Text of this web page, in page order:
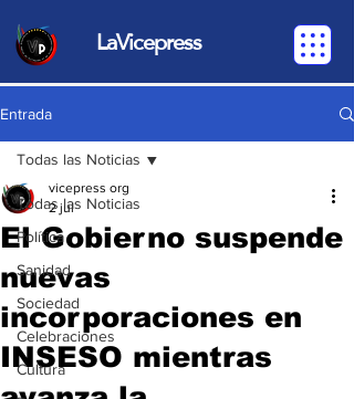
LaVicepress
Entrada
Todas las Noticias
Política
Sanidad
Sociedad
Celebraciones
Cultura
Todas las Noticias
El Gobierno suspende
nuevas
incorporaciones en
INSESO mientras
vicepress org
2 jul